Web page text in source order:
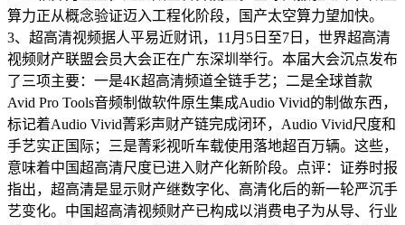
算力正从概念验证迈入工程化阶段，国产太空算力望加快。
3、超高清视频据人平易近财讯，11月5日至7日，世界超高清
视频财产联盟会员大会正在广东深圳举行。本届大会沉点发布
了三项主要：一是4K超高清频道全链手艺；二是全球首款
Avid Pro Tools音频制做软件原生集成Audio Vivid的制做东西，
标记着Audio Vivid菁彩声财产链完成闭环，Audio Vivid尺度和
手艺实正国际；三是菁彩视听车载使用落地超百万辆。这些，
意味着中国超高清尺度已进入财产化新阶段。点评：证券时报
指出，超高清是显示财产继数字化、高清化后的新一轮严沉手
艺变化。中国超高清视频财产已构成以消费电子为从导、行业